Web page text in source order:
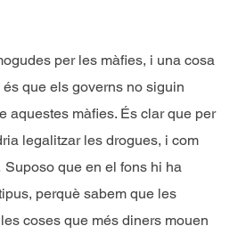
per les màfies, i una cosa
que els governs no siguin
aquestes màfies. És clar que per
legalitzar les drogues, i com
que en el fons hi ha
perquè sabem que les
coses que més diners mouen